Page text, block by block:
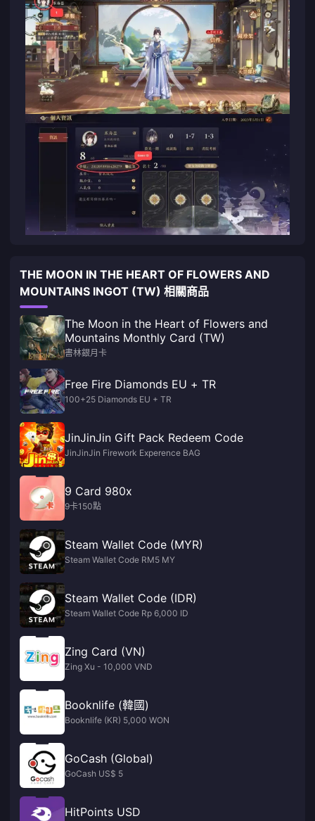
THE MOON IN THE HEART OF FLOWERS AND
MOUNTAINS INGOT (TW) 相關商品
The Moon in the Heart of Flowers and
Mountains Monthly Card (TW)
書林銀月卡
Free Fire Diamonds EU + TR
100+25 Diamonds EU + TR
JinJinJin Gift Pack Redeem Code
JinJinJin Firework Experence BAG
9 Card 980x
9卡150點
Steam Wallet Code (MYR)
Steam Wallet Code RM5 MY
Steam Wallet Code (IDR)
Steam Wallet Code Rp 6,000 ID
Zing Card (VN)
Zing Xu - 10,000 VND
Booknlife (韓國)
Booknlife (KR) 5,000 WON
GoCash (Global)
GoCash US$ 5
HitPoints USD